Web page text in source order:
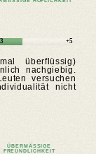
+5
überflüssig)
nachgiebig.
versuchen
nicht
ÜBERMÄSSIGE F
REUNDLICHKEIT